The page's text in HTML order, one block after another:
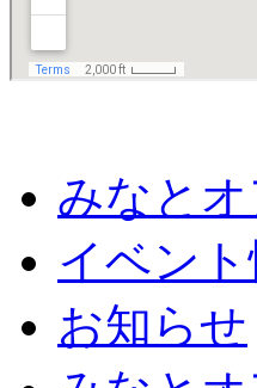
みなと
イベント
お知らせ